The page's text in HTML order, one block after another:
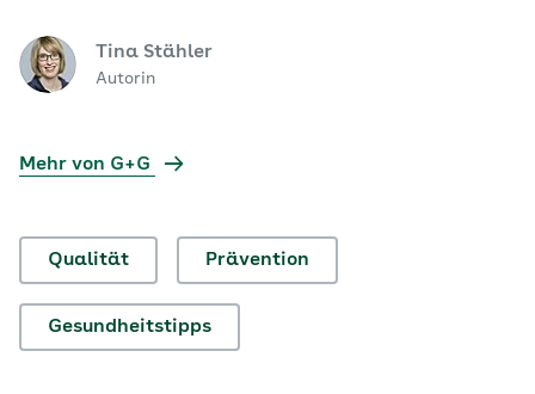
Tina Stähler
Autorin
Mehr von G+G
Qualität Prävention
Gesundheitstipps